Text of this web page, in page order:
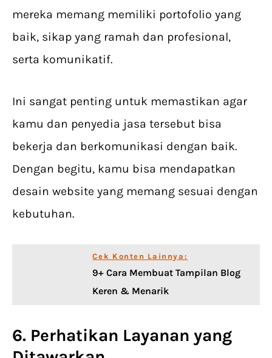
mereka memang memiliki portofolio yang
baik, sikap yang ramah dan profesional,
serta komunikatif.
Ini sangat penting untuk memastikan agar
kamu dan penyedia jasa tersebut bisa
bekerja dan berkomunikasi dengan baik.
Dengan begitu, kamu bisa mendapatkan
desain website yang memang sesuai dengan
kebutuhan.
Cek Konten Lainnya:
9+ Cara Membuat Tampilan Blog
Keren & Menarik
6. Perhatikan Layanan yang